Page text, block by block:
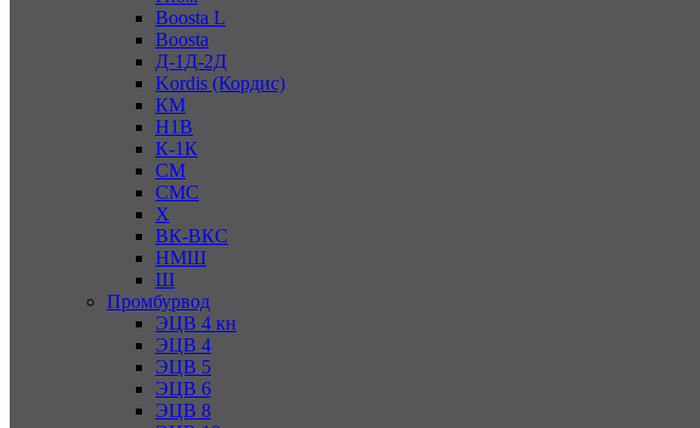
Boosta L
Boosta
Д-1Д-2Д
Kordis (Кордис)
КМ
Н1В
К-1К
СМ
СМС
Х
ВК-ВКС
НМШ
Ш
Промбурвод
ЭЦВ 4 кн
ЭЦВ 4
ЭЦВ 5
ЭЦВ 6
ЭЦВ 8